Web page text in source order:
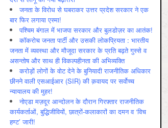
जनता के विरोध से घबराकर उत्तर प्रदेश सरकार ने एक
बार फिर लगाया एस्मा!
पश्चिम बंगाल में भाजपा सरकार और बुलडोज़र का आतंक!
कॉकरोच जनता पार्टी और उसकी लोकप्रियता : भारतीय
जनता में व्‍यवस्‍था और मौजूदा सरकार के प्रति बढ़ते गुस्‍से व
असन्‍तोष और साथ ही विकल्‍पहीनता की अभिव्‍यक्ति
करोड़ों लोगों के वोट देने के बुनियादी राजनीतिक अधिकार
छीनने वाली एसआईआर (SIR) की क़वायद पर सर्वोच्च
न्यायालय की मुहर!
नोएडा मज़दूर आन्दोलन के दौरान गिरफ़्तार राजनीतिक
कार्यकर्ताओं, बुद्धिजीवियों, छात्रों-कलाकारों का दमन व ‘विच
हण्ट’ जारी!